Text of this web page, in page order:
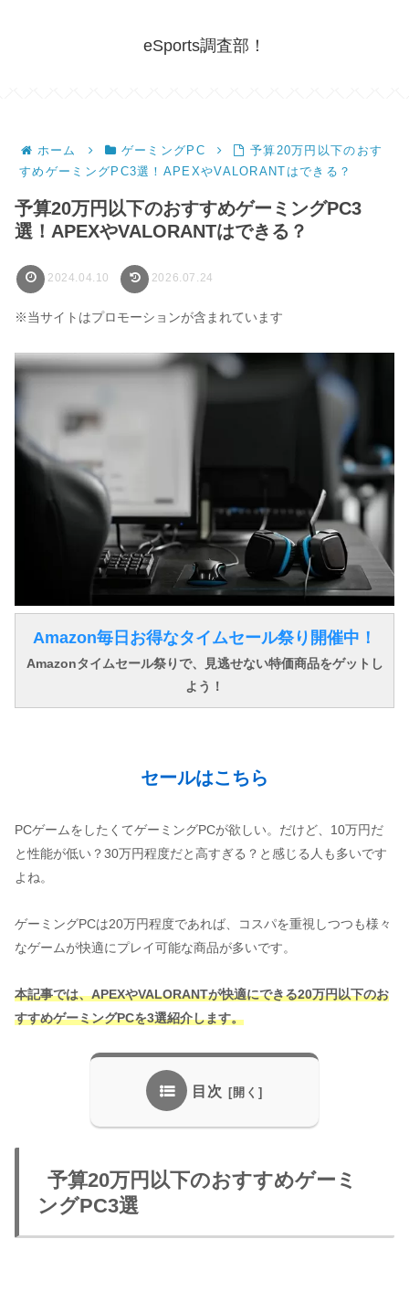
eSports調査部！
ホーム ゲーミングPC
予算20万円以下のおす
すめゲーミングPC3選！APEXやVALORANTはできる？
予算20万円以下のおすすめゲーミングPC3
選！APEXやVALORANTはできる？
2024.04.10 2026.07.24
※当サイトはプロモーションが含まれています
Amazon毎日お得なタイムセール祭り開催中！
Amazonタイムセール祭りで、見逃せない特価商品をゲットし
よう！
セールはこちら
PCゲームをしたくてゲーミングPCが欲しい。だけど、10万円だ
と性能が低い？30万円程度だと高すぎる？と感じる人も多いです
よね。
ゲーミングPCは20万円程度であれば、コスパを重視しつつも様々
なゲームが快適にプレイ可能な商品が多いです。
本記事では、APEXやVALORANTが快適にできる20万円以下のお
すすめゲーミングPCを3選紹介します。
目次
予算20万円以下のおすすめゲーミ
ングPC3選